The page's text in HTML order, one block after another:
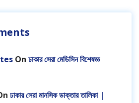
On ঢাকার সেরা মেডিসিন বিশেষজ্ঞ
ঢাকার সেরা মানসিক ডাক্তার তালিকা |